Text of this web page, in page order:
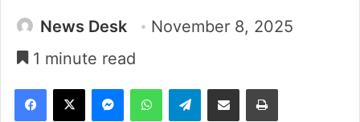
News Desk
November 8, 2025
1 minute read
Facebook
X MessengerWhatsAppTelegramShare via Email Print